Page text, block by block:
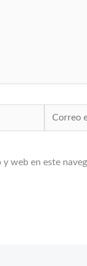
Correo
web en este